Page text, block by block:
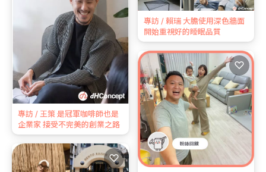
專訪 / 王策 是冠軍咖啡師也是
企業家 接受不完美的創業之路
專訪 / 賴瑞 大膽使用深色牆面
開始重視好的睡眠品質
♡
♡